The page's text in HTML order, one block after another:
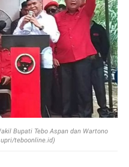
Bupati Tebo Aspan dan Wartono
teboonline.id)